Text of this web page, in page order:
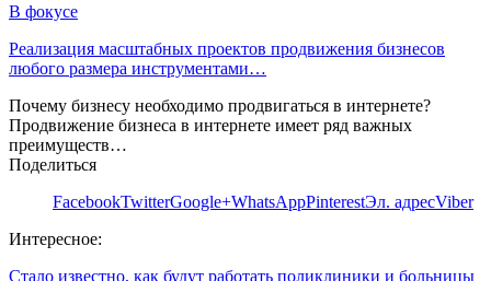
В фокусе
Реализация масштабных проектов продвижения бизнесов
любого размера инструментами…
Почему бизнесу необходимо продвигаться в интернете?
Продвижение бизнеса в интернете имеет ряд важных
преимуществ…
Поделиться
FacebookTwitterGoogle+WhatsAppPinterestЭл. адресViber
Интересное:
Стало известно, как будут работать поликлиники и больницы